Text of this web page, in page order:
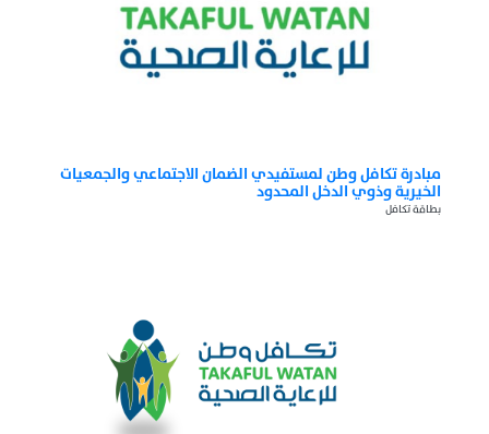
مبادرة تكافل وطن لمستفيدي الضمان الاجتماعي والجمعيات
الخيرية وذوي الدخل المحدود
بطاقة تكافل